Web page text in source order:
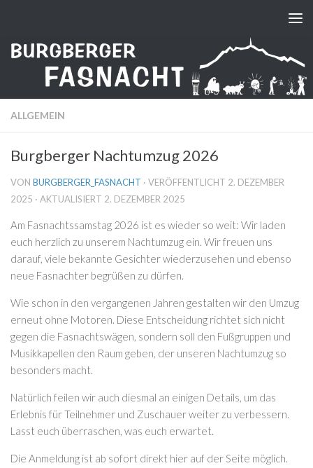
ALLGEMEIN
Burgberger Nachtumzug 2026
VON BURGBERGER_FASNACHT · VERÖFFENTLICHT 2. DEZEMBER
2025 · AKTUALISIERT 2. DEZEMBER 2025
Am Fasnachtssamstag 2026 ist es wieder so weit: Wir laden
euch herzlich zu unserem Nachtumzug ein. Wir freuen uns
darauf, viele bekannte Gesichter wiederzusehen und ebenso
neue Fasnachter begrüßen zu dürfen.
Wie schon in den vergangenen Jahren gestalten wir den Umzug
erneut ohne Motoren. Diese Entscheidung richtet sich nicht
gegen die Fasnachtswägen, sondern soll den Fußgruppen und
Musikkapellen den Raum geben, der unseren Nachtumzug so
besonders macht.
Natürlich feilen wir auch diesmal an einigen Details, um das
Erlebnis für Teilnehmer und Zuschauer weiter zu verbessern.
Lasst euch überraschen, was euch erwartet.
Die Anmeldung ist ab sofort direkt hier auf der Seite möglich.